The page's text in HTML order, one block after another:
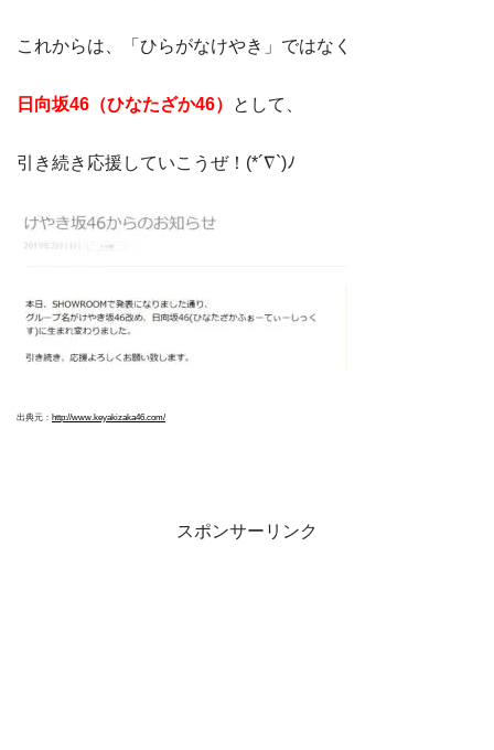
これからは、「ひらがなけやき」ではなく
日向坂46（ひなたざか46） として、
引き続き応援していこうぜ！(*´∇`)ﾉ
出典元： http://www.keyakizaka46.com/
スポンサーリンク